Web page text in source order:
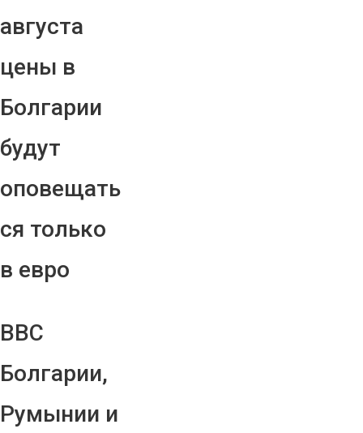
августа
цены в
Болгарии
будут
оповещать
ся только
в евро
ВВС
Болгарии,
Румынии и